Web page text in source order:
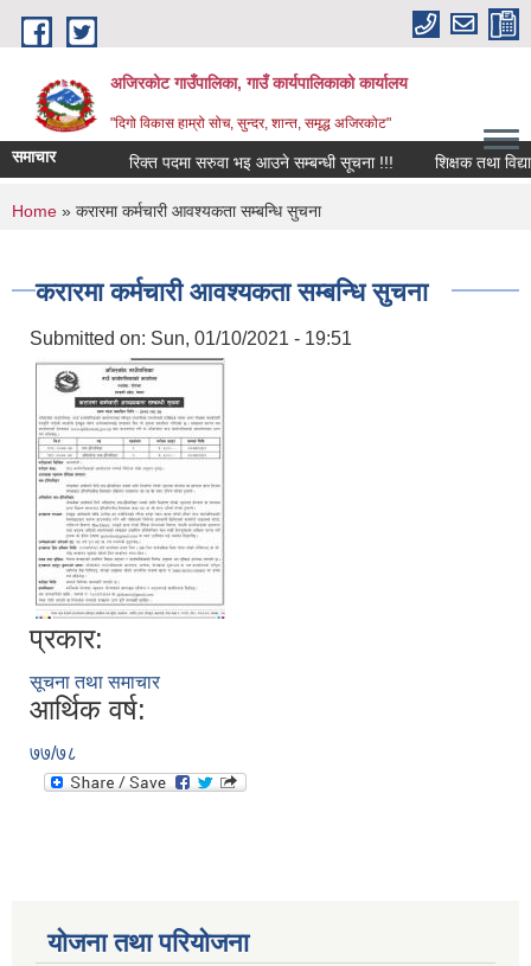
Skip to main content
अजिरकोट गाउँपालिका, गाउँ कार्यपालिकाको कार्यालय
"दिगो विकास हाम्रो सोच, सुन्दर, शान्त, समृद्ध अजिरकोट"
समाचार रिक्त पदमा सरुवा भइ आउने सम्बन्धी सूचना !!! शिक्षक तथा
You are here
Home » करारमा कर्मचारी आवश्यकता सम्बन्धि सुचना
करारमा कर्मचारी आवश्यकता सम्बन्धि सुचना
Submitted on: Sun, 01/10/2021 - 19:51
प्रकार:
सूचना तथा समाचार
आर्थिक वर्ष:
७७/७८
योजना तथा परियोजना